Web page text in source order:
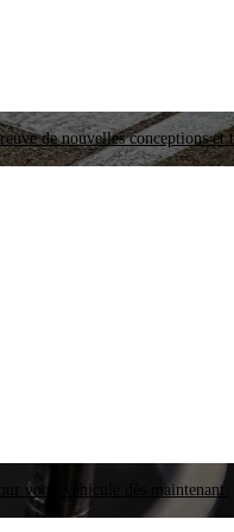
de nouvelles conceptions et
votre véhicule dès maintenant.